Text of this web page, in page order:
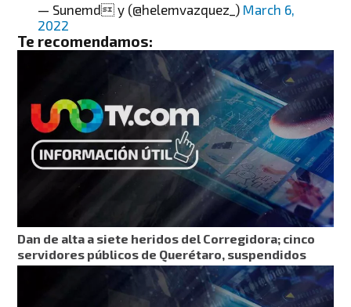
— Sunemd y (@helemvazquez_) March 6,
2022
Te recomendamos:
Dan de alta a siete heridos del Corregidora; cinco
servidores públicos de Querétaro, suspendidos